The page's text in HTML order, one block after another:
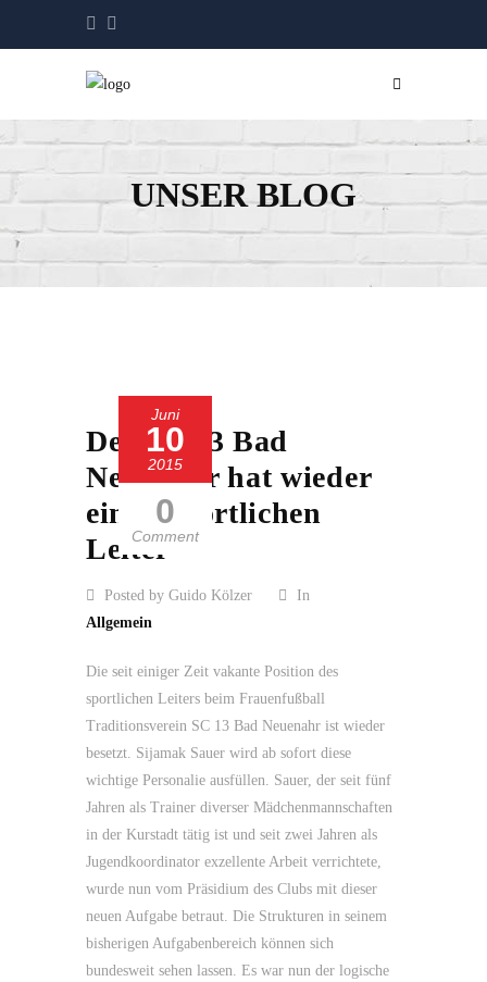
UNSER BLOG
Juni
10
2015
0
Comment
Der SC 13 Bad
Neuenahr hat wieder
einen sportlichen
Leiter
Posted by Guido Kölzer
In
Allgemein
Die seit einiger Zeit vakante Position des
sportlichen Leiters beim Frauenfußball
Traditionsverein SC 13 Bad Neuenahr ist wieder
besetzt. Sijamak Sauer wird ab sofort diese
wichtige Personalie ausfüllen. Sauer, der seit fünf
Jahren als Trainer diverser Mädchenmannschaften
in der Kurstadt tätig ist und seit zwei Jahren als
Jugendkoordinator exzellente Arbeit verrichtete,
wurde nun vom Präsidium des Clubs mit dieser
neuen Aufgabe betraut. Die Strukturen in seinem
bisherigen Aufgabenbereich können sich
bundesweit sehen lassen. Es war nun der logische